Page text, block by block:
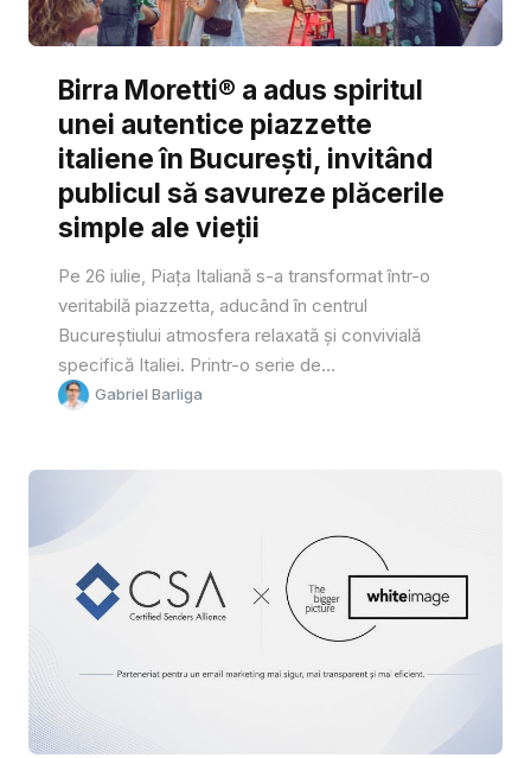
Birra Moretti® a adus spiritul
unei autentice piazzette
italiene în București, invitând
publicul să savureze plăcerile
simple ale vieții
Pe 26 iulie, Piața Italiană s-a transformat într-o
veritabilă piazzetta, aducând în centrul
Bucureștiului atmosfera relaxată și convivială
specifică Italiei. Printr-o serie de...
Gabriel Barliga